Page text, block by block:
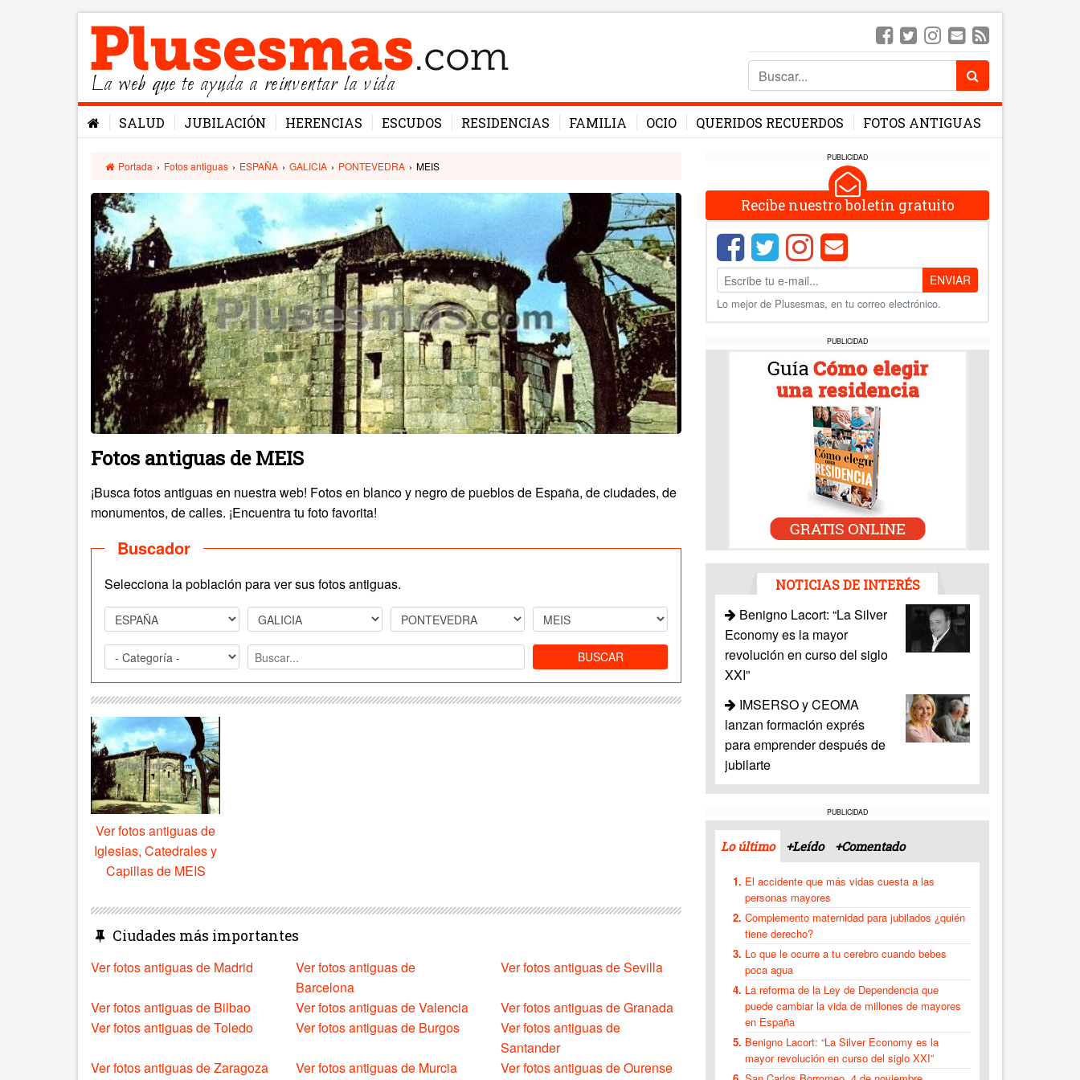
La web que te ayuda a reinventar la vida
SALUD JUBILACIÓN HERENCIAS ESCUDOS RESIDENCIAS FAMILIA OCIO QUERIDOS RECUERDOS FOTOS ANTIGUAS
Portada › Fotos antiguas › ESPAÑA › GALICIA › PONTEVEDRA › MEIS
Fotos antiguas de MEIS
¡Busca fotos antiguas en nuestra web! Fotos en blanco y negro de pueblos de España, de ciudades, de
monumentos, de calles. ¡Encuentra tu foto favorita!
Buscador
Selecciona la población para ver sus fotos antiguas.
BUSCAR
Ver fotos antiguas de
Iglesias, Catedrales y
Capillas de MEIS
Ciudades más importantes
Ver fotos antiguas de Madrid
Ver fotos antiguas de
Barcelona
Ver fotos antiguas de Sevilla
Ver fotos antiguas de Bilbao Ver fotos antiguas de Valencia
Ver fotos antiguas de Granada
Ver fotos antiguas de Toledo
Ver fotos antiguas de Burgos
Ver fotos antiguas de
Santander
Ver fotos antiguas de Zaragoza
Ver fotos antiguas de Murcia Ver fotos antiguas de Ourense
PUBLICIDAD
Recibe nuestro boletín gratuito
ENVIAR
Lo mejor de Plusesmas, en tu correo electrónico.
PUBLICIDAD
NOTICIAS DE INTERÉS
Benigno Lacort: “La Silver
Economy es la mayor
revolución en curso del siglo
XXI”
IMSERSO y CEOMA
lanzan formación exprés
para emprender después de
jubilarte
PUBLICIDAD
Lo último +Leído +Comentado
El accidente que más vidas cuesta a las
personas mayores
Complemento maternidad para jubilados ¿quién
tiene derecho?
Lo que le ocurre a tu cerebro cuando bebes
poca agua
La reforma de la Ley de Dependencia que
puede cambiar la vida de millones de mayores
en España
Benigno Lacort: “La Silver Economy es la
mayor revolución en curso del siglo XXI”